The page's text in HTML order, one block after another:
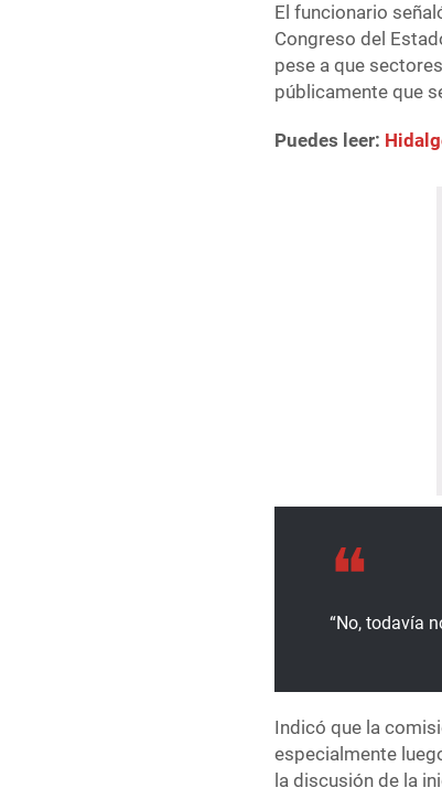
El funcionario
Congreso del
pese a que
públicamente que
Puedes leer:
“No, todavía
Indicó que la
especialmente
la discusión de la